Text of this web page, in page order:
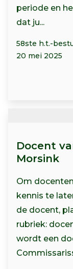
periode en
dat ju...
58ste h.t.-
20 mei 2025
Docent
Morsink
Om
kennis te
de docent,
rubriek:
wordt een